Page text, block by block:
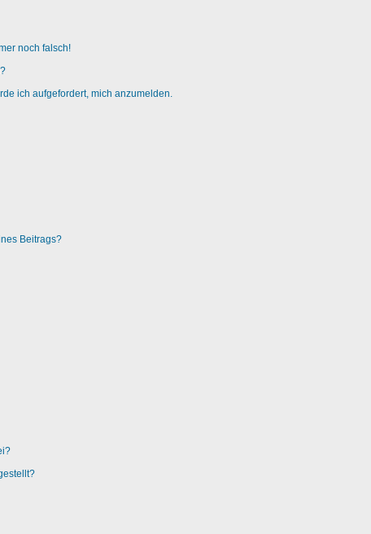
noch falsch!
ich aufgefordert, mich anzumelden.
Beitrags?